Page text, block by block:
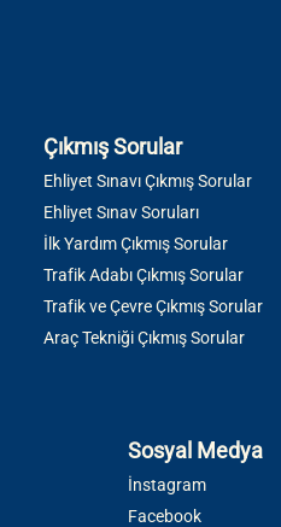
Çıkmış Sorular
Ehliyet Sınavı Çıkmış Sorular
Ehliyet Sınav Soruları
İlk Yardım Çıkmış Sorular
Trafik Adabı Çıkmış Sorular
Trafik ve Çevre Çıkmış Sorular
Araç Tekniği Çıkmış Sorular
Sosyal Medya
İnstagram
Facebook